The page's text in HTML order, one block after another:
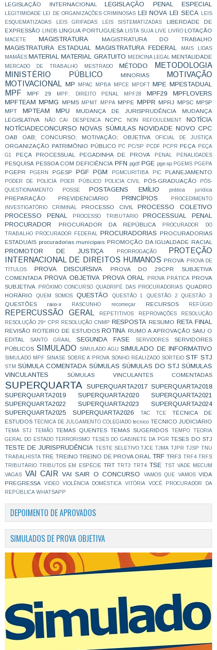
LEGISLAÇÃO INTERNACIONAL
LEGISLAÇÃO PENAL ESPECIAL
LEGITIMIDADE LEI DE ORGANIZAÇÕES CRIMINOSAS LEI NOVA LEI SECA
LEIS
ESQUEMATIZADAS
LEIS GRIFADAS LEIS SISTEMATIZADAS
LIBERDADE DE
EXPRESSÃO
LINDB LÍNGUA PORTUGUESA LISTA SUJA LIVE LIVRO LOTAÇÃO
MACETE MAGISTRATURA MAGISTRATURA DO TRABALHO
MAGISTRATURA ESTADUAL MAGISTRATURA FEDERAL
MAIS LIDAS
MAMÃES MATERIAL MATERIAL GRATUITO MEDICINA LEGAL MENTALIDADE
MERCADO DE TRABALHO MESTRADO MÉTODO
METODOLOGIA
MINISTÉRIO PÚBLICO
MINORIAS
MOTIVAÇÃO
MOTIVACIONAL
MP MPAC MPBA MPCE MPDFT MPE MPESTADUAL
MPF MPF 29 MPF; DIREITO PENAL MPF28 MPF29
MPFLOVERS
MPFTEAM MPMG MPMS MPMT MPPA MPPE MPPR MPRJ MPSC MPSP
MPT
MPTEAM MPU MUDANÇA DE JURISPRUDÊNCIA
MUDANÇA
LEGISLATIVA
NÃO CAI DESPENCA NCPC NON REFOULEMENT
NOTÍCIA
NOTÍCIADECONCURSO NOVAS SÚMULAS NOVIDADE NOVO CPC
OAB OAB; CONCURSO; MOTIVAÇÃO; OBJETIVA OFICIAL DE JUSTIÇA
ORGANIZAÇÃO PATRIMÔNIO PÚBLICO PC PC/SP PCDF PCPR PEÇA
PEÇA
G1
PEÇA PROCESSUAL PEGADINHA DE PROVA PENAL PENALIDADES
PESQUISA PESSOA COM DEFICIÊNCIA PFN pgdf PGE pge-sp PGEMS PGEPA
PGEPR PGERN PGESP PGF PGM PGMCURITIBA PIC PLANEJAMENTO
PODER DE POLÍCIA POER PÚBLICO POLICIA CIVIL PÓS-GRADUAÇÃO
PÓS-
QUESTIONAMENTO
POSSE POSTAGENS EMÍLIO prática jurídica
PREPARAÇÃO PREVIDENCIÁRIO PRINCÍPIOS
PROCEDIMENTO
INVESTIGATÓRIO CRIMINAL
PROCESSO CIVIL
PROCESSO COLETIVO
PROCESSO PENAL
PROCESSO TRIBUTÁRIO
PROCESSUAL PENAL
PROCURADOR
PROCURADOR DA REPÚBLICA
PROCURADOR DO
TRABALHO
PROCURADOR FEDERAL PROCURADORIAS PROCURADORIAS
ESTADUAIS procuradorias municipais PROMOÇÃO DA IGUALDADE RACIAL
PROMOTOR DE JUSTIÇA PRORROGAÇÃO
PROTEÇÃO
INTERNACIONAL DE DIREITOS HUMANOS PROVA
PROVA DE
TÍTULOS
PROVA DISCURSIVA
PROVA DO 29CPR SUBJETIVA
COMENTADA PROVA OBJETIVA PROVA ORAL PROVA PRÁTICA PROVA
SUBJETIVA
PRÓXIMO CONCURSO QUADRIPÉ DAS PROCURADORIAS
QUADRO
HORÁRIO
QUEM SOMOS QUESTÃO QUESTÃO 1 QUESTÃO 2 QUESTÃO 3
QUESTÕES raio-x RASCUNHO recomeçar RECURSOS REFÚGIO
REPERCUSSÃO GERAL REPETITIVOS REPROVAÇÕES
RESOLUÇÃO
RESOLUÇÃO 29º CPR
RESOLUÇÃO CNMP RESPOSTA RESUMO RETA FINAL
REVISÃO ROTEIRO DE ESTUDOS ROTINA RUMO A APROVAÇÃO SAIU O
EDITAL
SANTO GRAAL SEGUNDA FASE SERVIDORES
SERVIDORES
PÚBLICOS SIMULADO SIMULADO AGU SIMULADO DE INFORMATIVO
SIMULADO MPF SINASE SOBRE A PROVA SONHO REALIZADO SORTEIO STF STJ
STM SÚMULA COMENTADA SÚMULAS SÚMULAS DO STJ SÚMULAS
VINCULANTES
SÚMULAS VINCULANTES COMENTADAS
SUPERQUARTA SUPERQUARTA2017 SUPERQUARTA2018
SUPERQUARTA2019
SUPERQUARTA2020
SUPERQUARTA2021
SUPERQUARTA2022
SUPERQUARTA2023
SUPERQUARTA2024
SUPERQUARTA2025
SUPERQUARTA2026 TAC TCE
TÉCNICA DE
ESTUDOS TÉCNICA DE JULGAMENTO COLEGIADO tecnico TÉCNICO JUDICIÁRIO
TEMA STJ TEMÃO TEMAS QUENTES TEMAS SUGERIDOS TEMPO
TEORIA
GERAL DO ESTADO TERRORISMO TESES DO GABINETE DA PGR TESES DO STJ
TESTE DE JURISPRUDÊNCIA TESTE SELETIVO TJCE TJMA TJPR TJSP TNU
TRABALHISTA TRE TREINO TREINO DE PROVA ORAL TRF TRF3 TRF4 TRFS
TRIBUTÁRIO TRIBUTOS EM ESPÉCIE TRT TRT3 TRT4 TSE TST VADE MECUM
VAGAS
VAI CAIR VAI SAIR O CONCURSO VAMOS QUE VAMOS VIDA
PREGRESSA
VIDEO VIOLÊNCIA DOMÉSTICA VITÓRIA
VOCÊ PROCURADOR DA
REPÚBLICA WHATSAPP
DEPOIMENTO DE APROVADOS
SIMULADOS DE PROVA OBJETIVA